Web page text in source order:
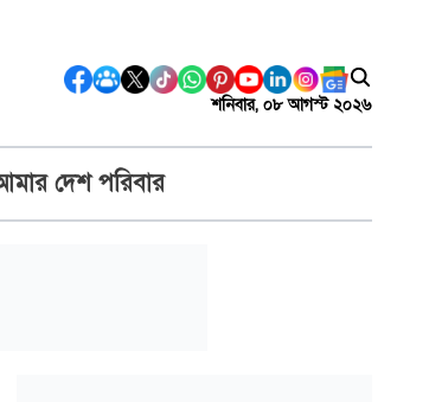
শনিবার, ০৮ আগস্ট ২০২৬
দেশ পরিবার